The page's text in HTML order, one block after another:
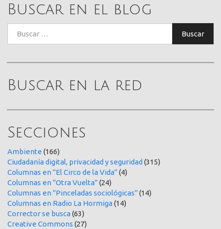
Buscar en el blog
Buscar
Buscar en la red
Secciones
Ambiente (166)
Ciudadanía digital, privacidad y seguridad (315)
Columnas en "El Circo de la Vida"(4)
Columnas en "Otra Vuelta"(24)
Columnas en "Pinceladas sociológicas"(14)
Columnas en Radio La Hormiga(14)
Corrector se busca(63)
Creative Commons (27)